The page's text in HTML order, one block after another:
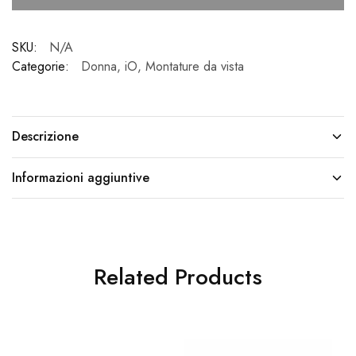
SKU:
N/A
Categorie:
Donna, iO, Montature da vista
Descrizione
Informazioni aggiuntive
Related Products